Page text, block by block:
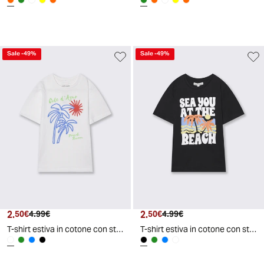
Sale-49%
Prezzo attuale
2.50€ Prezzo originale
4.99€
T-shirt estiva in cotone con stampa - Bianco
Sale-49%
Prezzo attuale
2.50€ Prezzo originale
4.99€
T-shirt estiva in cotone con stampa - Nero